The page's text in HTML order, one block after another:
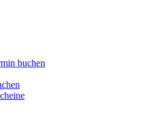
buchen